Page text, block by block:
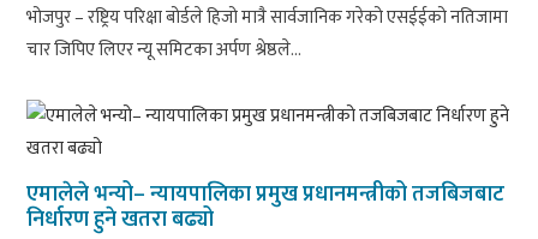
भोजपुर – रष्ट्रिय परिक्षा बोर्डले हिजो मात्रै सार्वजानिक गरेको एसईईको नतिजामा
चार जिपिए लिएर न्यू समिटका अर्पण श्रेष्ठले...
एमालेले भन्यो– न्यायपालिका प्रमुख प्रधानमन्त्रीको तजबिजबाट
निर्धारण हुने खतरा बढ्यो